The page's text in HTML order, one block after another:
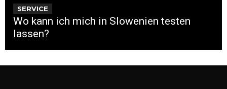
SERVICE
Wo kann ich mich in Slowenien testen
lassen?